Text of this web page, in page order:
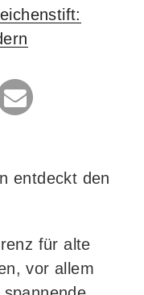
entdeckt den
für alte
vor allem